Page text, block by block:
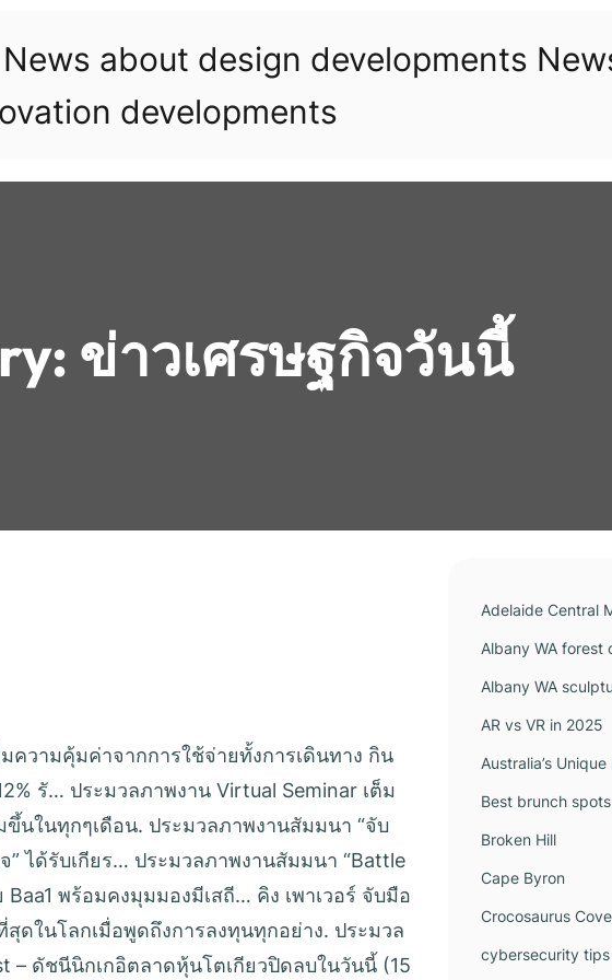
about design developments
developments
ข่าวเศรษฐกิจวันนี้
ความคุ้มค่าจากการใช้จ่ายทั้งการเดินทาง กิน
รั… ประมวลภาพงาน Virtual Seminar เต็ม
ขึ้นในทุกๆเดือน. ประมวลภาพงานสัมมนา “จับ
” ได้รับเกียร… ประมวลภาพงานสัมมนา “Battle
พร้อมคงมุมมองมีเสถี… คิง เพาเวอร์ จับมือ
ในโลกเมื่อพูดถึงการลงทุนทุกอย่าง. ประมวล
– ดัชนีนิกเกอิตลาดหุ้นโตเกียวปิดลบในวันนี้ (15
Adelaide Central
Albany WA forest
Albany WA
AR vs VR in 2025
Australia’s
Best brunch
Broken Hill
Cape Byron
Crocosaurus Cove
cybersecurity tips